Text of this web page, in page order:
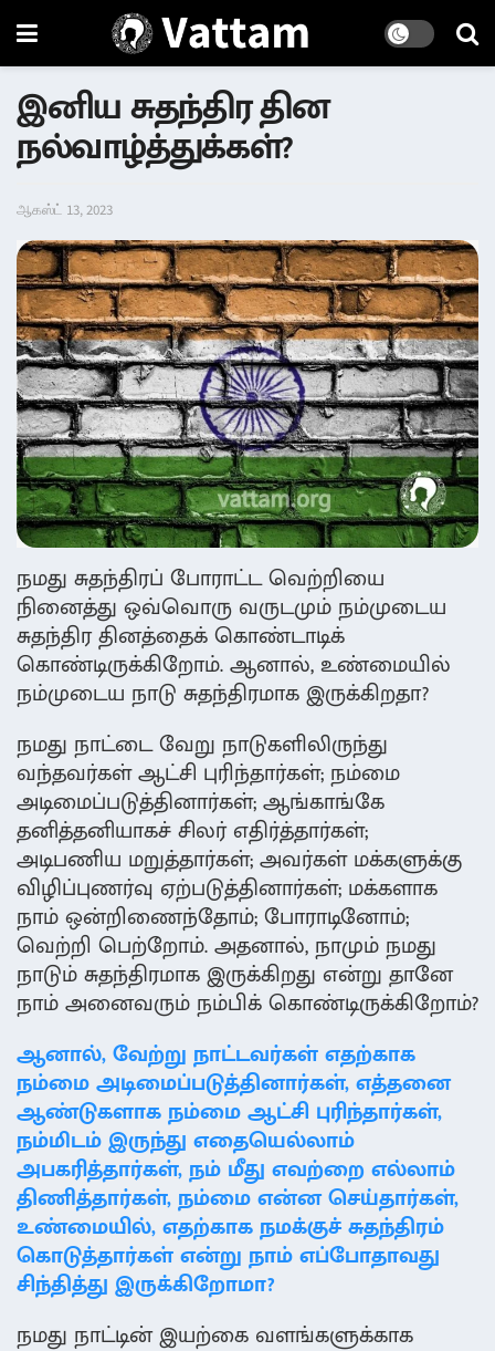
இனிய சுதந்திர தின
நல்வாழ்த்துக்கள்?
ஆகஸ்ட் 13, 2023
நமது சுதந்திரப் போராட்ட வெற்றியை
நினைத்து ஒவ்வொரு வருடமும் நம்முடைய
சுதந்திர தினத்தைக் கொண்டாடிக்
கொண்டிருக்கிறோம். ஆனால், உண்மையில்
நம்முடைய நாடு சுதந்திரமாக இருக்கிறதா?
நமது நாட்டை வேறு நாடுகளிலிருந்து
வந்தவர்கள் ஆட்சி புரிந்தார்கள்; நம்மை
அடிமைப்படுத்தினார்கள்; ஆங்காங்கே
தனித்தனியாகச் சிலர் எதிர்த்தார்கள்;
அடிபணிய மறுத்தார்கள்; அவர்கள் மக்களுக்கு
விழிப்புணர்வு ஏற்படுத்தினார்கள்; மக்களாக
நாம் ஒன்றிணைந்தோம்; போராடினோம்;
வெற்றி பெற்றோம். அதனால், நாமும் நமது
நாடும் சுதந்திரமாக இருக்கிறது என்று தானே
நாம் அனைவரும் நம்பிக் கொண்டிருக்கிறோம்?
ஆனால், வேற்று நாட்டவர்கள் எதற்காக
நம்மை அடிமைப்படுத்தினார்கள், எத்தனை
ஆண்டுகளாக நம்மை ஆட்சி புரிந்தார்கள்,
நம்மிடம் இருந்து எதையெல்லாம்
அபகரித்தார்கள், நம் மீது எவற்றை எல்லாம்
திணித்தார்கள், நம்மை என்ன செய்தார்கள்,
உண்மையில், எதற்காக நமக்குச் சுதந்திரம்
கொடுத்தார்கள் என்று நாம் எப்போதாவது
சிந்தித்து இருக்கிறோமா?
நமது நாட்டின் இயற்கை வளங்களுக்காக